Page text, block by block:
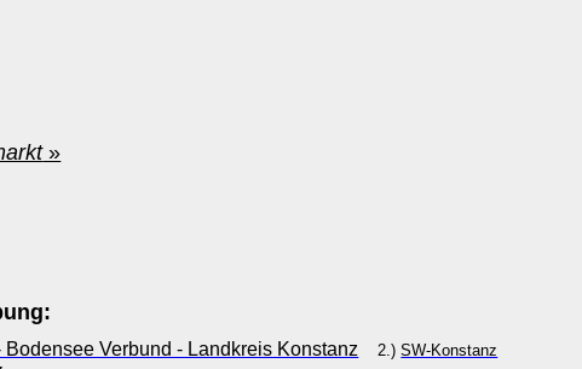
»
Verbund - Landkreis Konstanz 2.)SW-Konstanz